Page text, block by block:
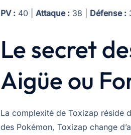
PV : 40 | Attaque : 38 | Défense :
Le secret
Aigüe ou
La complexité de Toxizap réside
des Pokémon, Toxizap change